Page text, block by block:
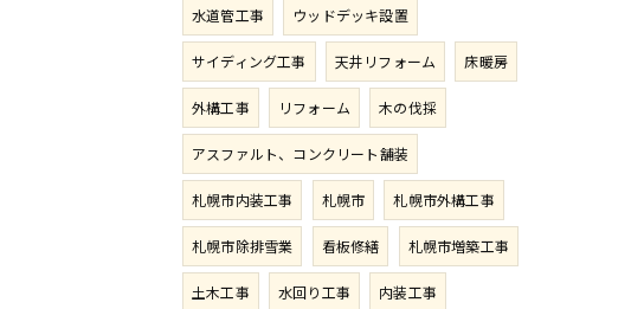
水道管工事 ウッドデッキ設置
サイディング工事 天井リフォーム 床暖房
外構工事 リフォーム 木の伐採
アスファルト、コンクリート舗装
札幌市内装工事 札幌市 札幌市外構工事
札幌市除排雪業 看板修繕 札幌市増築工事
土木工事 水回り工事 内装工事